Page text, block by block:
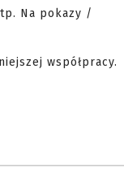
Na pokazy /
współpracy.